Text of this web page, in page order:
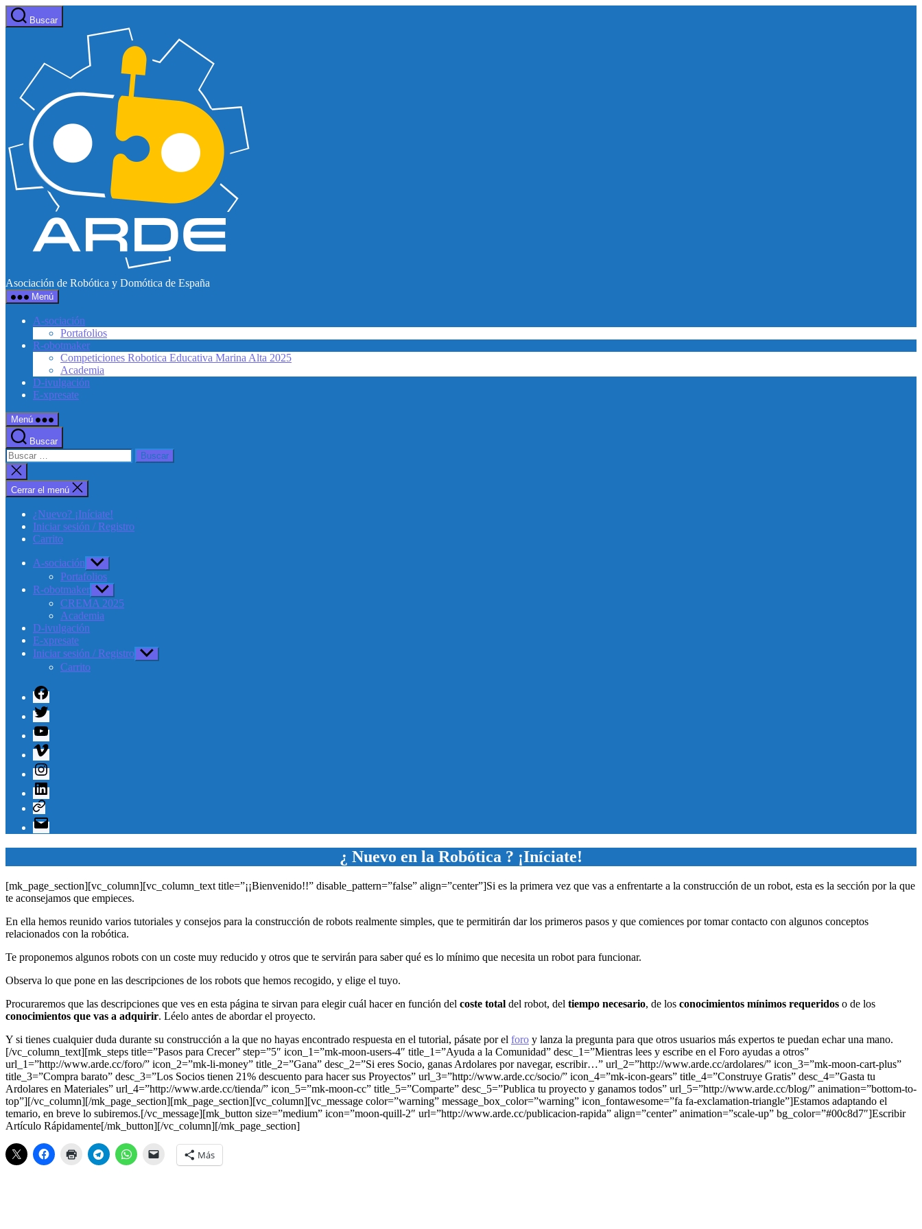
Saltar
al
Buscar
Asociación de Robótica y Domótica de España
Menú
A-sociación
Portafolios
R-obotmaker
Competiciones Robotica Educativa Marina Alta 2025
Academia
D-ivulgación
E-xpresate
Menú
Buscar
Buscar:
Cerrar
la
búsqueda
Cerrar el menú
¿Nuevo? ¡Iníciate!
Iniciar sesión / Registro
Carrito
A-sociación Mostrar
el
submenú
Portafolios
R-obotmaker Mostrar
el
submenú
CREMA 2025
Academia
D-ivulgación
E-xpresate
Iniciar sesión / Registro Mostrar
el
Carrito
Facebook
Twitter
Youtube
Vimeo
Instagram
Linkedin
Telegram
Correo
electrónico
¿ Nuevo en la Robótica ? ¡Iníciate!
[mk_page_section][vc_column][vc_column_text title=”¡¡Bienvenido!!” disable_pattern=”false” align=”center”]Si es la primera vez que vas a enfrentarte a la construcción de un robot, esta es la sección por la que
te aconsejamos que empieces.
En ella hemos reunido varios tutoriales y consejos para la construcción de robots realmente simples, que te permitirán dar los primeros pasos y que comiences por tomar contacto con algunos conceptos
relacionados con la robótica.
Te proponemos algunos robots con un coste muy reducido y otros que te servirán para saber qué es lo mínimo que necesita un robot para funcionar.
Observa lo que pone en las descripciones de los robots que hemos recogido, y elige el tuyo.
Procuraremos que las descripciones que ves en esta página te sirvan para elegir cuál hacer en función del coste total del robot, del tiempo necesario, de los conocimientos mínimos requeridos o de los
conocimientos que vas a adquirir. Léelo antes de abordar el proyecto.
Y si tienes cualquier duda durante su construcción a la que no hayas encontrado respuesta en el tutorial, pásate por el foro y lanza la pregunta para que otros usuarios más expertos te puedan echar una mano.
[/vc_column_text][mk_steps title=”Pasos para Crecer” step=”5″ icon_1=”mk-moon-users-4″ title_1=”Ayuda a la Comunidad” desc_1=”Mientras lees y escribe en el Foro ayudas a otros”
url_1=”http://www.arde.cc/foro/” icon_2=”mk-li-money” title_2=”Gana” desc_2=”Si eres Socio, ganas Ardolares por navegar, escribir…” url_2=”http://www.arde.cc/ardolares/” icon_3=”mk-moon-cart-plus”
title_3=”Compra barato” desc_3=”Los Socios tienen 21% descuento para hacer sus Proyectos” url_3=”http://www.arde.cc/socio/” icon_4=”mk-icon-gears” title_4=”Construye Gratis” desc_4=”Gasta tu
Ardolares en Materiales” url_4=”http://www.arde.cc/tienda/” icon_5=”mk-moon-cc” title_5=”Comparte” desc_5=”Publica tu proyecto y ganamos todos” url_5=”http://www.arde.cc/blog/” animation=”bottom-to-
top”][/vc_column][/mk_page_section][mk_page_section][vc_column][vc_message color=”warning” message_box_color=”warning” icon_fontawesome=”fa fa-exclamation-triangle”]Estamos adaptando el
temario, en breve lo subiremos.[/vc_message][mk_button size=”medium” icon=”moon-quill-2″ url=”http://www.arde.cc/publicacion-rapida” align=”center” animation=”scale-up” bg_color=”#00c8d7″]Escribir
Artículo Rápidamente[/mk_button][/vc_column][/mk_page_section]
Más